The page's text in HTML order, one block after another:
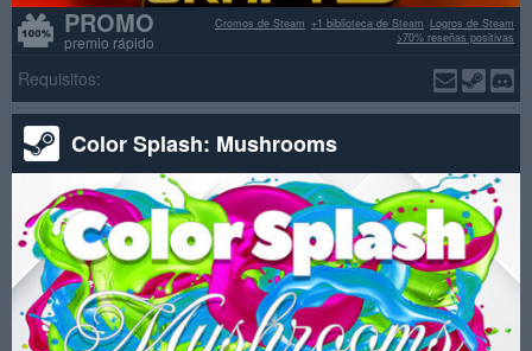
PROMO
premio rápido
Logros de Steam
+1 biblioteca de Steam
Cromos de Steam
>70% reseñas positivas
Requisitos:
Color Splash: Mushrooms